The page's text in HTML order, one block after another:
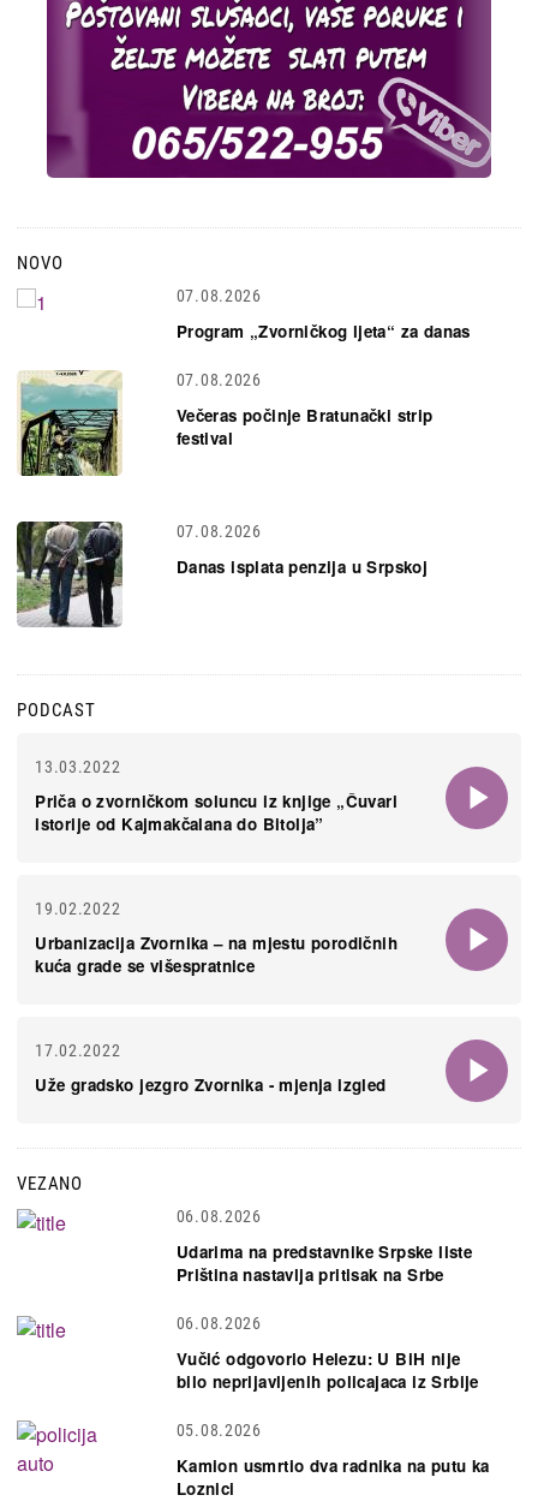
NOVO
07.08.2026
Program „Zvorničkog ljeta“ za danas
07.08.2026
Večeras počinje Bratunački strip
festival
07.08.2026
Danas isplata penzija u Srpskoj
PODCAST
13.03.2022
Priča o zvorničkom soluncu iz knjige „Čuvari
istorije od Kajmakčalana do Bitolja”
19.02.2022
Urbanizacija Zvornika – na mjestu porodičnih
kuća grade se višespratnice
17.02.2022
Uže gradsko jezgro Zvornika - mjenja izgled
VEZANO
06.08.2026
Udarima na predstavnike Srpske liste
Priština nastavlja pritisak na Srbe
06.08.2026
Vučić odgovorio Helezu: U BiH nije
bilo neprijavljenih policajaca iz Srbije
05.08.2026
Kamion usmrtio dva radnika na putu ka
Loznici